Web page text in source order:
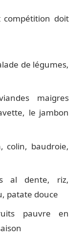
doit
de légumes,
maigres
le jambon
colin, baudroie,
al dente, riz,
patate douce
pauvre en